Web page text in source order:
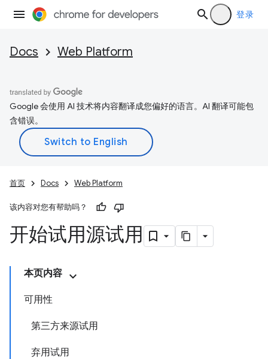
登录
Docs Web Platform
Google 会使用 AI 技术将内容翻译成您偏好的语言。AI 翻译可能包
含错误。
首页 Docs Web Platform
该内容对您有帮助吗？
开始试用源试用
本页内容
可用性
第三方来源试用
弃用试用